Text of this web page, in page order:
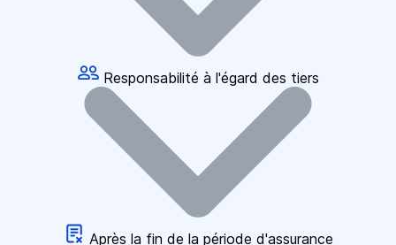
Responsabilité à l'égard des tiers
Après la fin de la période d'assurance